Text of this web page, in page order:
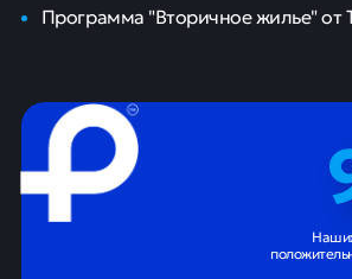
Программа "Вторичное жилье" от